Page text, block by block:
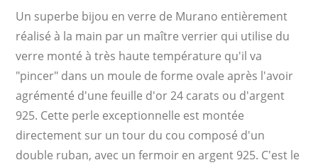
Un superbe bijou en verre de Murano entièrement
réalisé à la main par un maître verrier qui utilise du
verre monté à très haute température qu'il va
"pincer" dans un moule de forme ovale après l'avoir
agrémenté d'une feuille d'or 24 carats ou d'argent
925. Cette perle exceptionnelle est montée
directement sur un tour du cou composé d'un
double ruban, avec un fermoir en argent 925. C'est le